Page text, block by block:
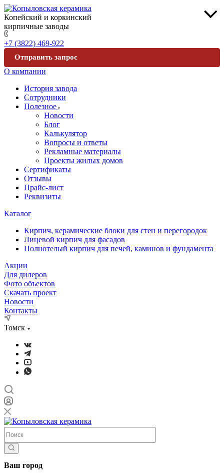
Копейский и коркинский
кирпичные заводы
+7 (3822) 469-922
Отправить запрос
О компании
История завода
Сотрудники
Полезное
Новости
Блог
Калькулятор
Вопросы и ответы
Рекламные материалы
Проекты жилых домов
Сертификаты
Отзывы
Прайс-лист
Реквизиты
Каталог
Кирпич, керамические блоки для стен и перегородок
Лицевой кирпич для фасадов
Полнотелый кирпич для печей, каминов и фундамента
Акции
Для дилеров
Фото объектов
Скачать проект
Новости
Контакты
Томск
Ваш город